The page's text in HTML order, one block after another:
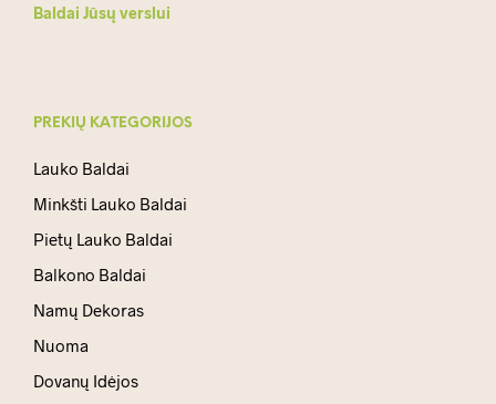
Baldai Jūsų verslui
PREKIŲ KATEGORIJOS
Lauko Baldai
Minkšti Lauko Baldai
Pietų Lauko Baldai
Balkono Baldai
Namų Dekoras
Nuoma
Dovanų Idėjos